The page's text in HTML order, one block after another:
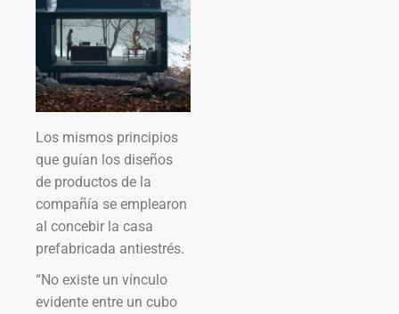
Los mismos principios
que guían los diseños
de productos de la
compañía se emplearon
al concebir la casa
prefabricada antiestrés.
“No existe un vínculo
evidente entre un cubo